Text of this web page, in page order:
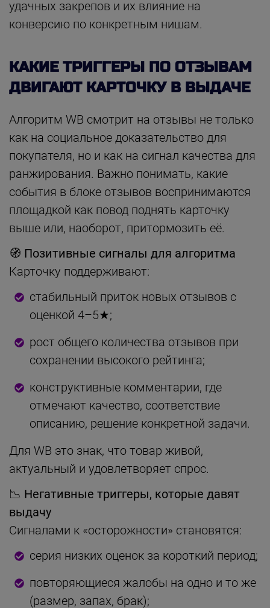
удачных закрепов и их влияние на
конверсию по конкретным нишам.
КАКИЕ ТРИГГЕРЫ ПО ОТЗЫВАМ
ДВИГАЮТ КАРТОЧКУ В ВЫДАЧЕ
Алгоритм WB смотрит на отзывы не только
как на социальное доказательство для
покупателя, но и как на сигнал качества для
ранжирования. Важно понимать, какие
события в блоке отзывов воспринимаются
площадкой как повод поднять карточку
выше или, наоборот, притормозить её.
🧭 Позитивные сигналы для алгоритма
Карточку поддерживают:
стабильный приток новых отзывов с
оценкой 4–5★;
рост общего количества отзывов при
сохранении высокого рейтинга;
конструктивные комментарии, где
отмечают качество, соответствие
описанию, решение конкретной задачи.
Для WB это знак, что товар живой,
актуальный и удовлетворяет спрос.
📉 Негативные триггеры, которые давят
выдачу
Сигналами к «осторожности» становятся:
серия низких оценок за короткий период;
повторяющиеся жалобы на одно и то же
(размер, запах, брак);